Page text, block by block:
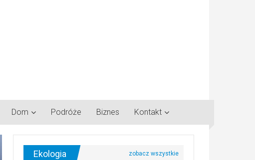
Dom Podróże Biznes Kontakt
Ekologia